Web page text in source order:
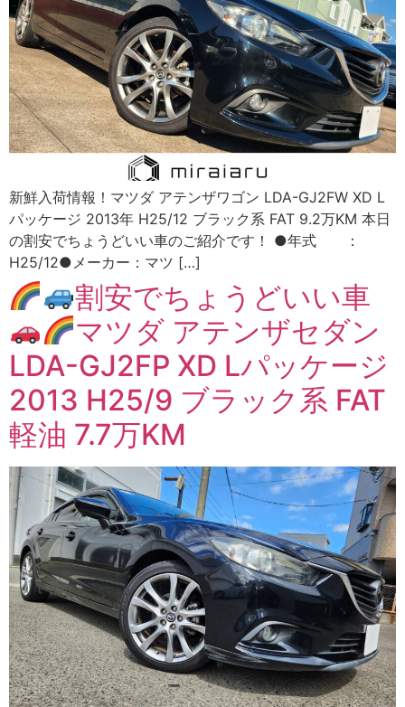
新鮮入荷情報！マツダ アテンザワゴン LDA-GJ2FW XD L
パッケージ 2013年 H25/12 ブラック系 FAT 9.2万KM 本日
の割安でちょうどいい車のご紹介です！ ●年式 ：
H25/12●メーカー：マツ […]
割安でちょうどいい車
マツダ アテンザセダン
LDA-GJ2FP XD Lパッケージ
2013 H25/9 ブラック系 FAT
軽油 7.7万KM